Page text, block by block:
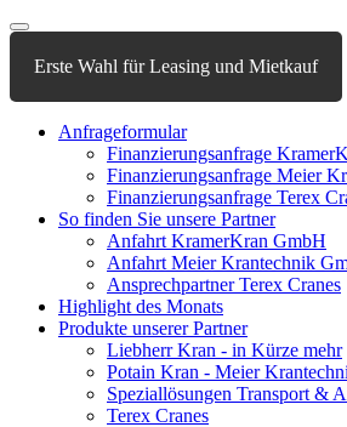
Erste Wahl für Leasing und Mietkauf
Anfrageformular
Finanzierungsanfrage
Finanzierungsanfrage Meier
Finanzierungsanfrage Terex
So finden Sie unsere Partner
Anfahrt KramerKran GmbH
Anfahrt Meier Krantechnik
Ansprechpartner Terex Cranes
Highlight des Monats
Produkte unserer Partner
Liebherr Kran - in Kürze mehr
Potain Kran - Meier
Speziallösungen Transport &
Terex Cranes